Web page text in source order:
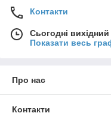
енергетичної
Принцип роботи:
електричний струм.
Інвертування:
постійний струм на
Контакти
Сьогодні вихідний
Показати весь
Про нас
Контакти